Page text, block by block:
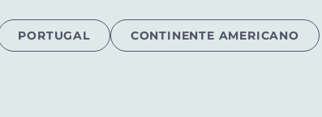
PORTUGAL CONTINENTE AMERICANO